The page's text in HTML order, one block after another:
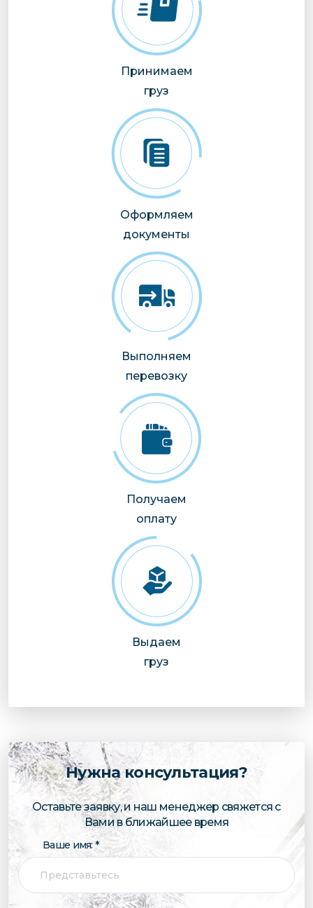
Принимаем
груз
Оформляем
документы
Выполняем
перевозку
Получаем
оплату
Выдаем
груз
Нужна консультация?
Оставьте заявку, и наш менеджер свяжется с
Вами в ближайшее время
Ваше имя: *